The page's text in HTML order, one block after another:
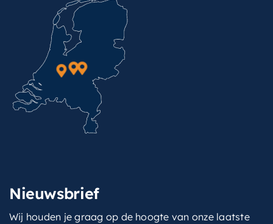
Nieuwsbrief
Wij houden je graag op de hoogte van onze laatste